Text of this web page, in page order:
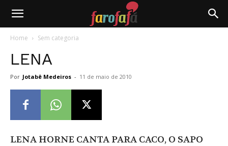
Farofafá
Home Sem categoria
LENA
Por Jotabê Medeiros - 11 de maio de 2010
LENA HORNE CANTA PARA CACO, O SAPO